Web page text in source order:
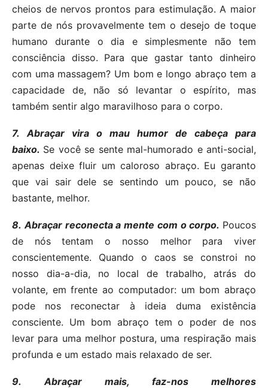
cheios de nervos prontos para estimulação. A maior
parte de nós provavelmente tem o desejo de toque
humano durante o dia e simplesmente não tem
consciência disso. Para que gastar tanto dinheiro
com uma massagem? Um bom e longo abraço tem a
capacidade de, não só levantar o espírito, mas
também sentir algo maravilhoso para o corpo.
7.Abraçar vira o mau humor de cabeça para
baixo. Se você se sente mal-humorado e anti-social,
apenas deixe fluir um caloroso abraço. Eu garanto
que vai sair dele se sentindo um pouco, se não
bastante, melhor.
8.Abraçar reconecta a mente com o corpo. Poucos
de nós tentam o nosso melhor para viver
conscientemente. Quando o caos se constroi no
nosso dia-a-dia, no local de trabalho, atrás do
volante, em frente ao computador: um bom abraço
pode nos reconectar à ideia duma existência
consciente. Um bom abraço tem o poder de nos
levar para uma melhor postura, uma respiração mais
profunda e um estado mais relaxado de ser.
9.Abraçar mais, faz-nos melhores